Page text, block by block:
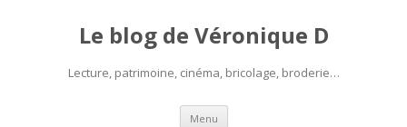
Le blog de Véronique D
Lecture, patrimoine, cinéma, bricolage, broderie…
Menu Aller